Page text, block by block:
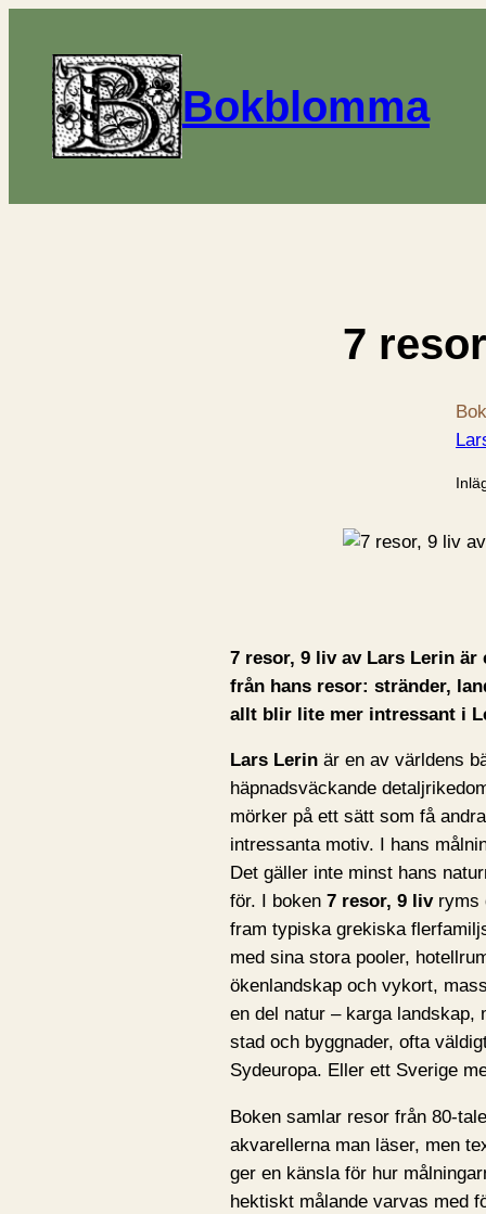
Bokblomma
7
7 resor, 9 liv av Lars Lerin
från hans resor: stränder,
allt blir lite mer intressant i
Lars Lerin är en av världens
häpnadsväckande
mörker på ett sätt som få
intressanta motiv. I hans
Det gäller inte minst hans
för. I boken 7 resor, 9 livryms
fram typiska grekiska
med sina stora pooler,
ökenlandskap och vykort,
en del natur – karga landskap,
stad och byggnader, ofta
Sydeuropa. Eller ett Sverige
Boken samlar resor från 80-
akvarellerna man läser, men
ger en känsla för hur
hektiskt målande varvas med